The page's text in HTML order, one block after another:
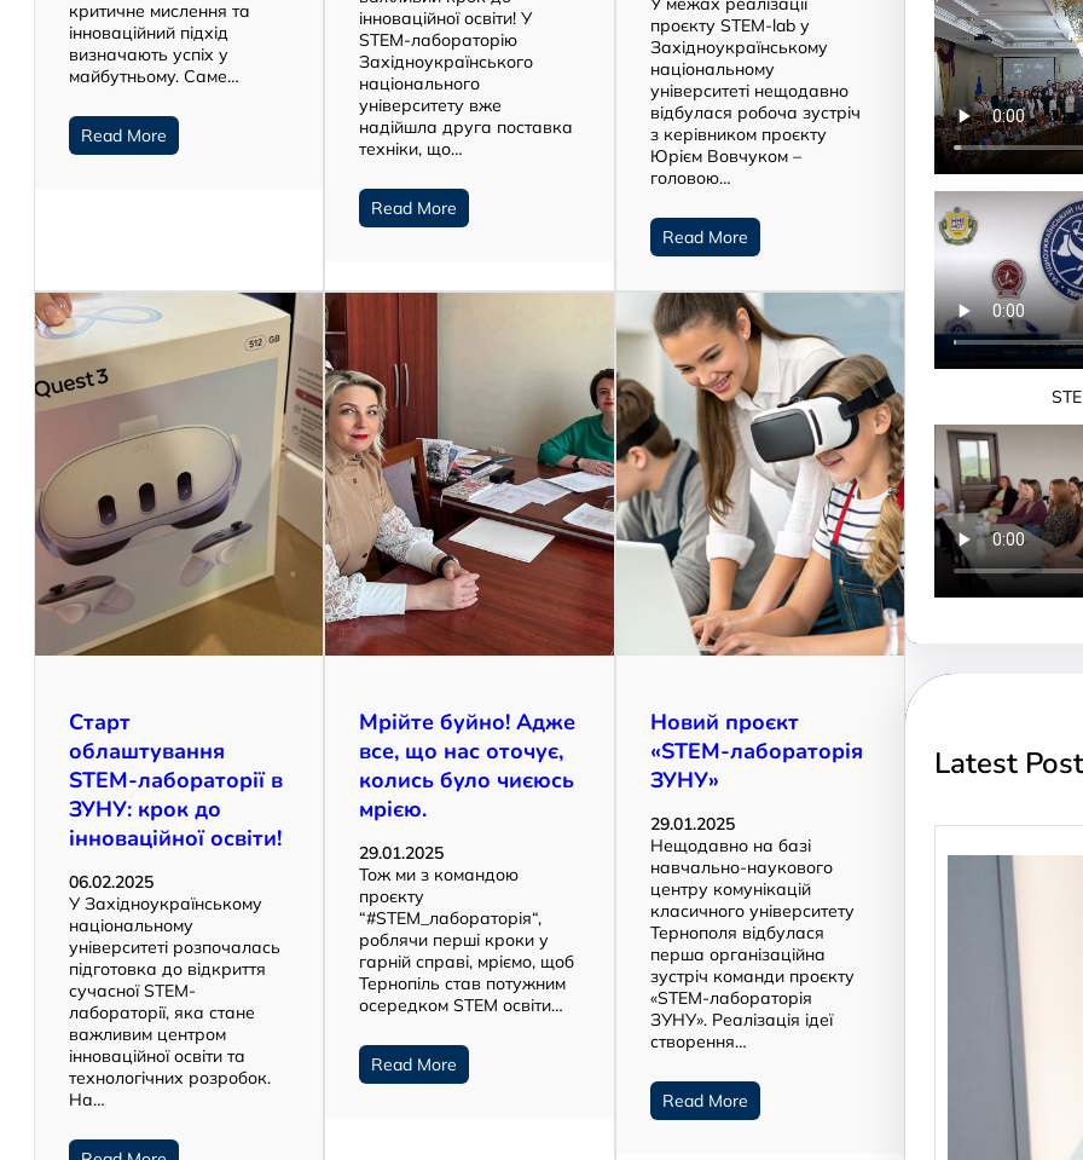
критичне мислення та
інноваційний підхід
визначають успіх у
майбутньому. Саме…
Read More
інноваційної освіти! У
STEM-лабораторію
Західноукраїнського
національного
університету вже
надійшла друга поставка
техніки, що…
Read More
проєкту STEM-lab у
Західноукраїнському
національному
університеті нещодавно
відбулася робоча зустріч
з керівником проєкту
Юрієм Вовчуком –
головою…
Read More
Старт
облаштування
STEM-лабораторії в
ЗУНУ: крок до
інноваційної освіти!
06.02.2025
У Західноукраїнському
національному
університеті розпочалась
підготовка до відкриття
сучасної STEM-
лабораторії, яка стане
важливим центром
інноваційної освіти та
технологічних розробок.
На…
Мрійте буйно! Адже
все, що нас оточує,
колись було чиєюсь
мрією.
29.01.2025
Тож ми з командою
проєкту
“#STEM_лабораторія“,
роблячи перші кроки у
гарній справі, мріємо, щоб
Тернопіль став потужним
осередком STEM освіти…
Read More
Новий проєкт
«STEM-лабораторія
ЗУНУ»
29.01.2025
Нещодавно на базі
навчально-наукового
центру комунікацій
класичного університету
Тернополя відбулася
перша організаційна
зустріч команди проєкту
«STEM-лабораторія
ЗУНУ». Реалізація ідеї
створення…
Read More
Latest